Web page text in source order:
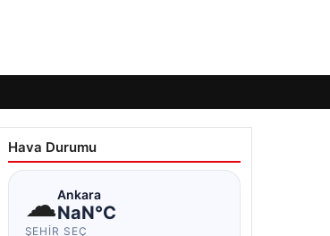
Hava Durumu
☁Ankara
NaN°C
ŞEHIR SEÇ